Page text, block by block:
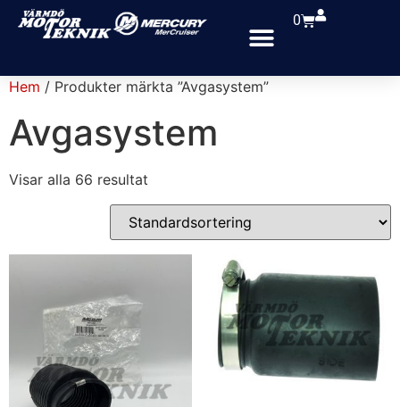
0
Hem / Produkter märkta ”Avgasystem”
Avgasystem
Visar alla 66 resultat